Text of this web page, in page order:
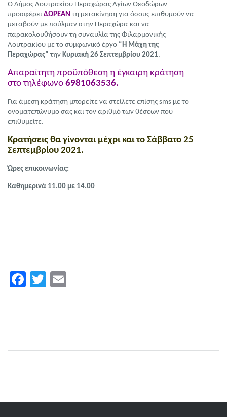
Ο Δήμος Λουτρακίου Περαχώρας Αγίων Θεοδώρων
προσφέρει ΔΩΡΕΑΝ τη μετακίνηση για όσους επιθυμούν να
μεταβούν με πούλμαν στην Περαχώρα και να
παρακολουθήσουν τη συναυλία της Φιλαρμονικής
Λουτρακίου με το συμφωνικό έργο “Η Μάχη της
Περαχώρας” την Κυριακή 26 Σεπτεμβρίου 2021.
Απαραίτητη προϋπόθεση η έγκαιρη κράτηση
στο τηλέφωνο 6981063536.
Για άμεση κράτηση μπορείτε να στείλετε επίσης sms με το
ονοματεπώνυμο σας και τον αριθμό των θέσεων που
επιθυμείτε.
Κρατήσεις θα γίνονται μέχρι και το Σάββατο 25
Σεπτεμβρίου 2021.
Ώρες επικοινωνίας:
Καθημερινά 11.00 με 14.00
Facebook
Twitter